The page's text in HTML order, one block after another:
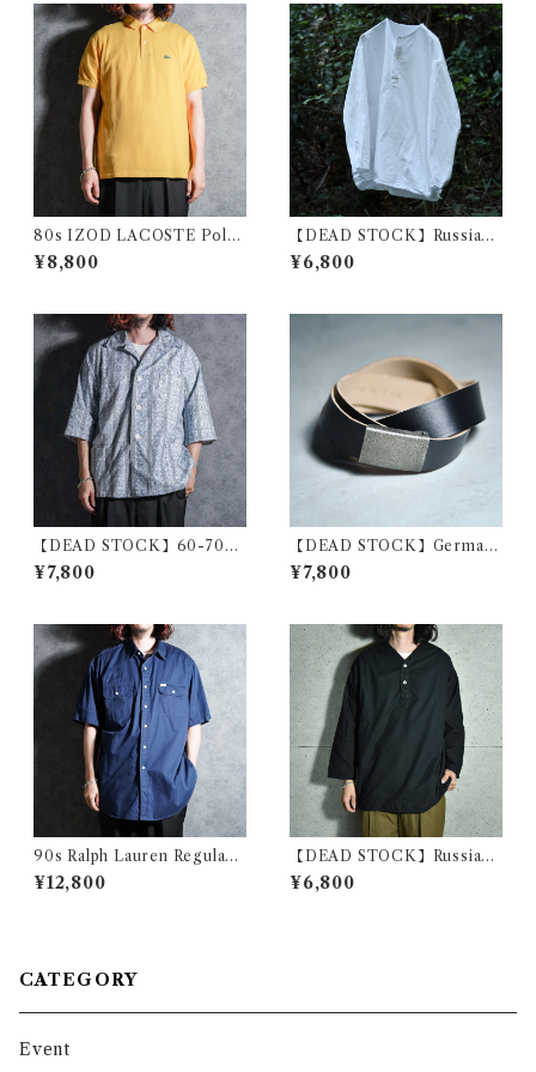
80s IZOD LACOSTE Polo
Shirts Yellow Made in USA
アイゾッド ラコステ ポロシャ
¥8,800
【DEAD STOCK】Russian
Military Sleeping Shirts He
nryneck ロシア軍 スリーピン
¥6,800
【DEAD STOCK】60-70s
Polish Army Stripe Open-c
ollar Shirts Blue ポーランド
¥7,800
【DEAD STOCK】German
Army Leather Belt Black ド
イツ軍 レザー ベルト ブラック
¥7,800
90s Ralph Lauren Regular
Doubole Flap Pocket Type
writer Work Shirts ラルフロ
¥12,800
【DEAD STOCK】Russian
military sleeping shirts V-
Henryneck ロシア軍 スリー
¥6,800
CATEGORY
Event